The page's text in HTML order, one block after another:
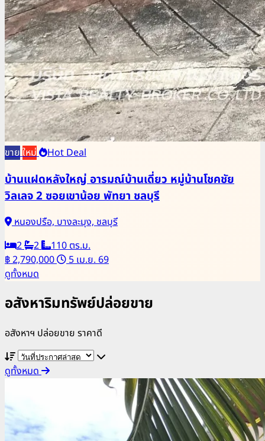
ขายใหม่ Hot Deal
บ้านแฝดหลังใหญ่ อารมณ์บ้านเดี่ยว หมู่บ้านโชคชัย
วิลเลจ 2 ซอยเขาน้อย พัทยา ชลบุรี
หนองปรือ, บางละมุง, ชลบุรี
2
2
110 ตร.ม.
฿ 2,790,000
5 เม.ย. 69
ดูทั้งหมด
อสังหาริมทรัพย์ปล่อยขาย
อสังหาฯ ปล่อยขาย ราคาดี
ดูทั้งหมด